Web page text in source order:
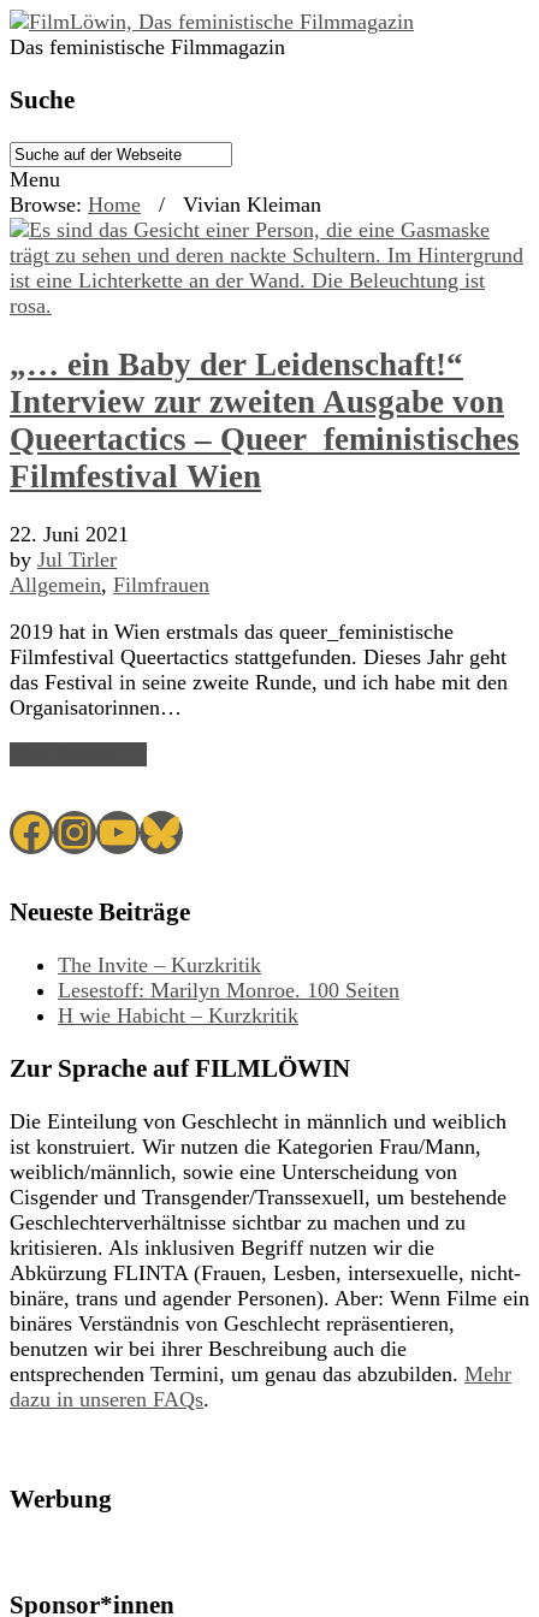
Das feministische Filmmagazin
Suche
Menu
Browse: Home / Vivian Kleiman
„… ein Baby der Leidenschaft!“
Interview zur zweiten Ausgabe von
Queertactics – Queer_feministisches
Filmfestival Wien
22. Juni 2021
by Jul Tirler
Allgemein, Filmfrauen
2019 hat in Wien erstmals das queer_feministische
Filmfestival Queertactics stattgefunden. Dieses Jahr geht
das Festival in seine zweite Runde, und ich habe mit den
Organisatorinnen…
Facebook
Instagram
YouTube
Bluesky
Neueste Beiträge
The Invite – Kurzkritik
Lesestoff: Marilyn Monroe. 100 Seiten
H wie Habicht – Kurzkritik
Zur Sprache auf FILMLÖWIN
Die Einteilung von Geschlecht in männlich und weiblich
ist konstruiert. Wir nutzen die Kategorien Frau/Mann,
weiblich/männlich, sowie eine Unterscheidung von
Cisgender und Transgender/Transsexuell, um bestehende
Geschlechterverhältnisse sichtbar zu machen und zu
kritisieren. Als inklusiven Begriff nutzen wir die
Abkürzung FLINTA (Frauen, Lesben, intersexuelle, nicht-
binäre, trans und agender Personen). Aber: Wenn Filme ein
binäres Verständnis von Geschlecht repräsentieren,
benutzen wir bei ihrer Beschreibung auch die
entsprechenden Termini, um genau das abzubilden. Mehr
dazu in unseren FAQs.
Werbung
Sponsor*innen